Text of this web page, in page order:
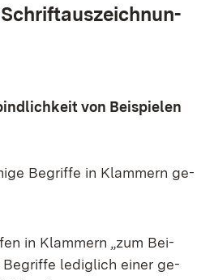
von Bei­spie­len
Be­grif­fe in Klam­mern ge­
in Klam­mern „zum Bei­
Be­grif­fe le­dig­lich ei­ner ge­